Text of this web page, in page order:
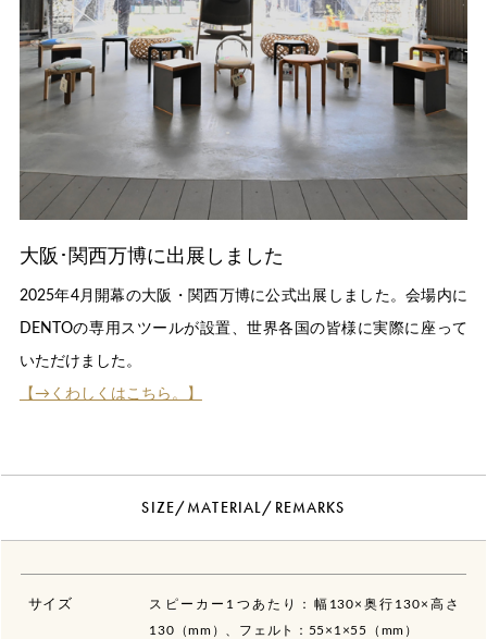
大阪･関西万博に出展しました
2025年4月開幕の大阪・関西万博に公式出展しました。会場内に
DENTOの専用スツールが設置、世界各国の皆様に実際に座って
いただけました。
【→くわしくはこちら。】
SIZE/MATERIAL/REMARKS
サイズ
スピーカー1つあたり：幅130×奥行130×高さ
130（mm）、フェルト：55×1×55（mm）